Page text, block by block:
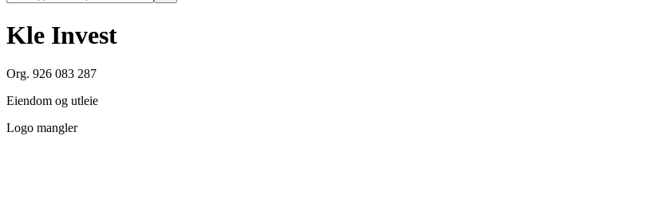
Kle Invest
Org. 926 083 287
Eiendom og utleie
Logo mangler